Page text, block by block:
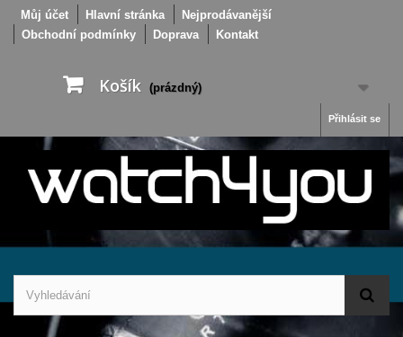
Můj účet Hlavní stránka
Nejprodávanější
Obchodní podmínky
Doprava Kontakt
Košík (prázdný)
Přihlásit se